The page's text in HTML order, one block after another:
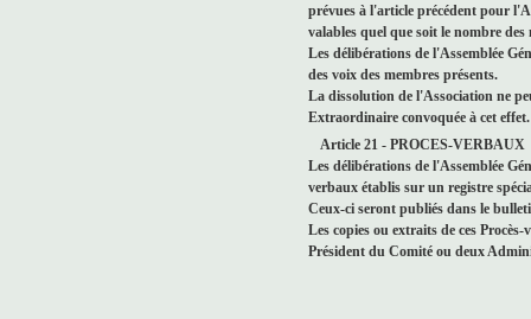
prévues à l'article précédent pour
valables quel que soit le nombre des
Les délibérations de l'Assemblée
des voix des membres présents.
La dissolution de l'Association ne
Extraordinaire convoquée à cet effet.
Article 21 - PROCES-VERBAUX
Les délibérations de l'Assemblée
verbaux établis sur un registre
Ceux-ci seront publiés dans le
Les copies ou extraits de ces
Président du Comité ou deux